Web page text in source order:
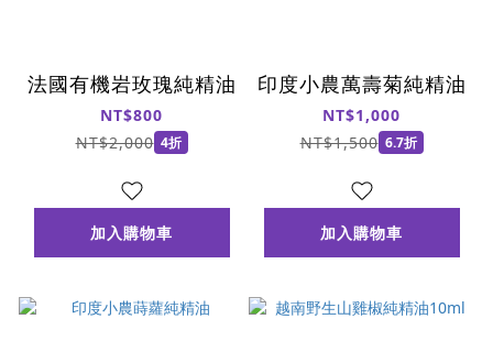
法國有機岩玫瑰純精油
NT$800
NT$2,000 4折
加入購物車
印度小農萬壽菊純精油
NT$1,000
NT$1,500 6.7折
加入購物車